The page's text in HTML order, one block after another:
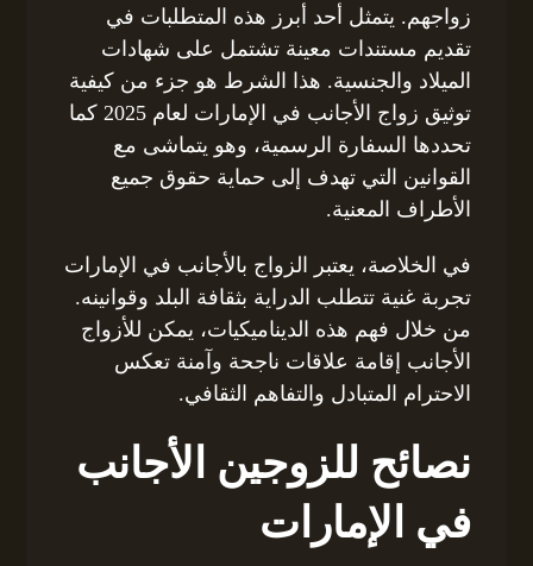
زواجهم. يتمثل أحد أبرز هذه المتطلبات في
تقديم مستندات معينة تشتمل على شهادات
الميلاد والجنسية. هذا الشرط هو جزء من كيفية
توثيق زواج الأجانب في الإمارات لعام 2025 كما
تحددها السفارة الرسمية، وهو يتماشى مع
القوانين التي تهدف إلى حماية حقوق جميع
الأطراف المعنية.
في الخلاصة، يعتبر الزواج بالأجانب في الإمارات
تجربة غنية تتطلب الدراية بثقافة البلد وقوانينه.
من خلال فهم هذه الديناميكيات، يمكن للأزواج
الأجانب إقامة علاقات ناجحة وآمنة تعكس
الاحترام المتبادل والتفاهم الثقافي.
نصائح للزوجين الأجانب
في الإمارات